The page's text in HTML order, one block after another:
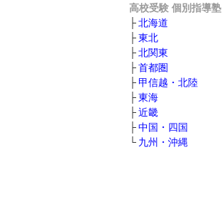
高校受験 個別指導塾
北海道
東北
北関東
首都圏
甲信越・北陸
東海
近畿
中国・四国
九州・沖縄